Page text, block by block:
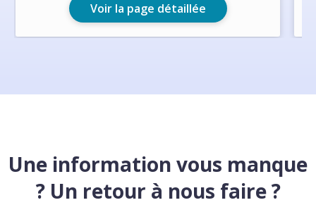
Voir la page détaillée
Une information vous manque
? Un retour à nous faire ?